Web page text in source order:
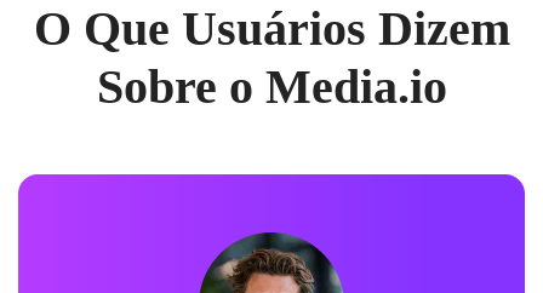
O Que Usuários Dizem
Sobre o Media.io